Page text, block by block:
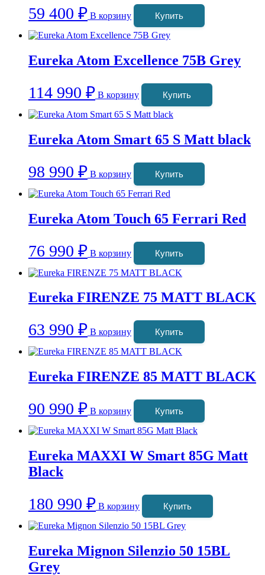
59 400 ₽ В корзину Купить
Eureka Atom Excellence 75B Grey
114 990 ₽ В корзину Купить
Eureka Atom Smart 65 S Matt black
98 990 ₽ В корзину Купить
Eureka Atom Touch 65 Ferrari Red
76 990 ₽ В корзину Купить
Eureka FIRENZE 75 MATT BLACK
63 990 ₽ В корзину Купить
Eureka FIRENZE 85 MATT BLACK
90 990 ₽ В корзину Купить
Eureka MAXXI W Smart 85G Matt
Black
180 990 ₽ В корзину Купить
Eureka Mignon Silenzio 50 15BL
Grey